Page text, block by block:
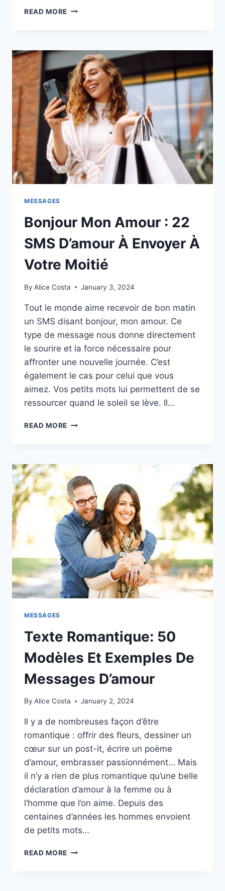
READ MORE 165
À
UN
MEC
POUR
MIEUX
LE
CONNAÎTRE
MESSAGES
Bonjour Mon Amour : 22
SMS D’amour À Envoyer À
Votre Moitié
By Alice Costa January 3, 2024
Tout le monde aime recevoir de bon matin
un SMS disant bonjour, mon amour. Ce
type de message nous donne directement
le sourire et la force nécessaire pour
affronter une nouvelle journée. C’est
également le cas pour celui que vous
aimez. Vos petits mots lui permettent de se
ressourcer quand le soleil se lève. Il…
READ MORE BONJOUR
SMS
D’AMOUR
À
ENVOYER
À
VOTRE
MOITIÉ
MESSAGES
Texte Romantique: 50
Modèles Et Exemples De
Messages D’amour
By Alice Costa January 2, 2024
Il y a de nombreuses façon d’être
romantique : offrir des fleurs, dessiner un
cœur sur un post-it, écrire un poème
d’amour, embrasser passionnément… Mais
il n’y a rien de plus romantique qu’une belle
déclaration d’amour à la femme ou à
l’homme que l’on aime. Depuis des
centaines d’années les hommes envoient
de petits mots…
READ MORE TEXTE